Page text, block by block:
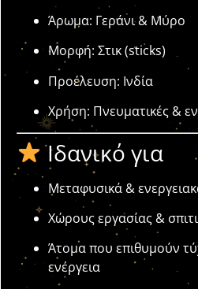
Άρωμα: Γεράνι & Μύρο
Μορφή: Στικ (sticks)
Προέλευση: Ινδία
Χρήση: Πνευματικές &
Ιδανικό για
Μεταφυσικά &
Χώρους εργασίας &
Άτομα που επιθυμούν
ενέργεια